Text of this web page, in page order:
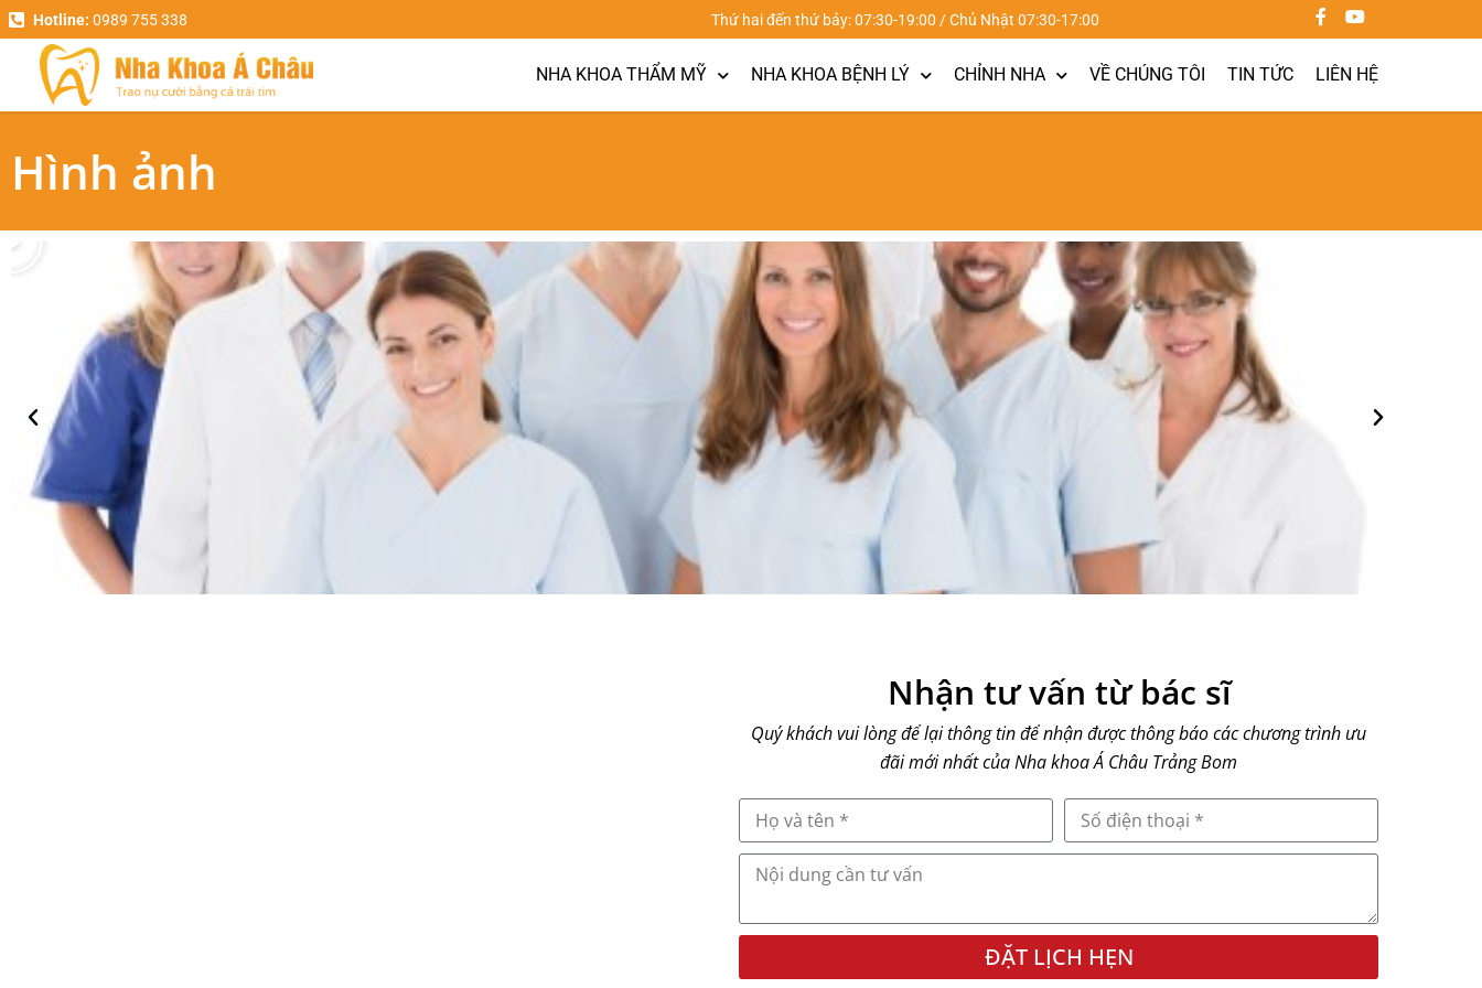
Hotline: 0989 755 338 Thứ hai đến thứ bảy: 07:30-19:00 / Chủ Nhật 07:30-17:00
NHA KHOA THẨM MỸ NHA KHOA BỆNH LÝ CHỈNH NHA VỀ CHÚNG TÔI TIN TỨC LIÊN HỆ
Hình ảnh
Nhận tư vấn từ bác sĩ
Quý khách vui lòng để lại thông tin để nhận được thông báo các chương trình ưu
đãi mới nhất của Nha khoa Á Châu Trảng Bom
ĐẶT LỊCH HẸN